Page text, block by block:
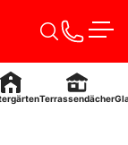
Terrassendächer
individuell,